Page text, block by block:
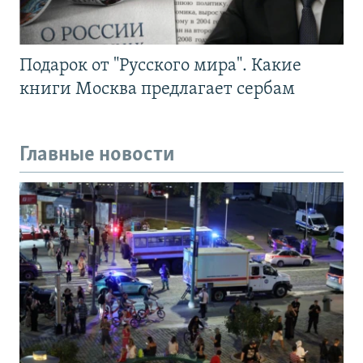
Подарок от "Русского мира". Какие
книги Москва предлагает сербам
Главные новости